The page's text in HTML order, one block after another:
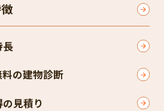
長
の建物診断
見積り